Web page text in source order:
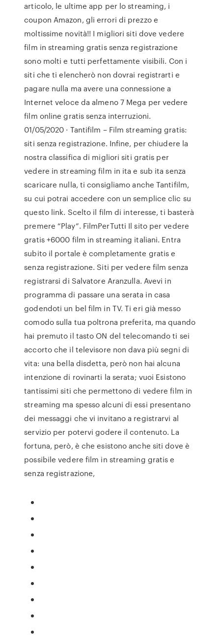
articolo, le ultime app per lo streaming, i
coupon Amazon, gli errori di prezzo e
moltissime novità!! I migliori siti dove vedere
film in streaming gratis senza registrazione
sono molti e tutti perfettamente visibili. Con i
siti che ti elencherò non dovrai registrarti e
pagare nulla ma avere una connessione a
Internet veloce da almeno 7 Mega per vedere
film online gratis senza interruzioni.
01/05/2020 · Tantifilm – Film streaming gratis:
siti senza registrazione. Infine, per chiudere la
nostra classifica di migliori siti gratis per
vedere in streaming film in ita e sub ita senza
scaricare nulla, ti consigliamo anche Tantifilm,
su cui potrai accedere con un semplice clic su
questo link. Scelto il film di interesse, ti basterà
premere “Play”. FilmPerTutti Il sito per vedere
gratis +6000 film in streaming italiani. Entra
subito il portale è completamente gratis e
senza registrazione. Siti per vedere film senza
registrarsi di Salvatore Aranzulla. Avevi in
programma di passare una serata in casa
godendoti un bel film in TV. Ti eri già messo
comodo sulla tua poltrona preferita, ma quando
hai premuto il tasto ON del telecomando ti sei
accorto che il televisore non dava più segni di
vita: una bella disdetta, però non hai alcuna
intenzione di rovinarti la serata; vuoi Esistono
tantissimi siti che permettono di vedere film in
streaming ma spesso alcuni di essi presentano
dei messaggi che vi invitano a registrarvi al
servizio per potervi godere il contenuto. La
fortuna, però, è che esistono anche siti dove è
possibile vedere film in streaming gratis e
senza registrazione,